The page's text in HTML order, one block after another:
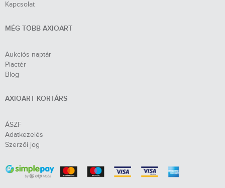
Kapcsolat
MÉG TÖBB AXIOART
Aukciós naptár
Piactér
Blog
AXIOART KORTÁRS
ÁSZF
Adatkezelés
Szerzői jog